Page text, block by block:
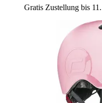
Gratis Zustellung bis